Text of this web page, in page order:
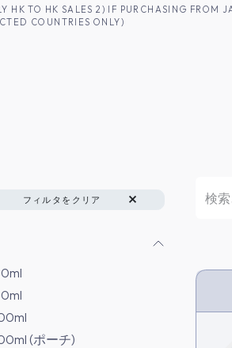
HK TO HK SALES 2) IF PURCHASING FROM
COUNTRIES ONLY)
フィルタをクリア
(ポーチ)